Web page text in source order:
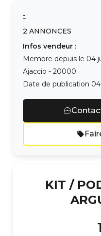
-
2 ANNONCES
Infos vendeur :
Membre depuis le 04
Ajaccio - 20000
Date de publication
KIT /